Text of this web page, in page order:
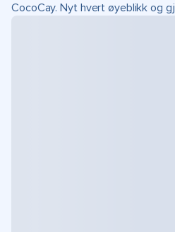
CocoCay. Nyt hvert øyeblikk og